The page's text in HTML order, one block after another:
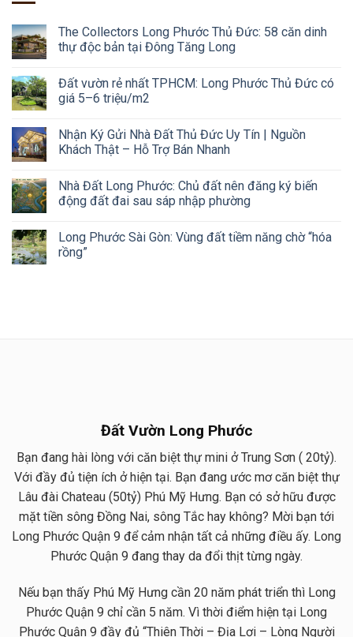
The Collectors Long Phước Thủ Đức: 58 căn dinh
thự độc bản tại Đông Tăng Long
Đất vườn rẻ nhất TPHCM: Long Phước Thủ Đức có
giá 5–6 triệu/m2
Nhận Ký Gửi Nhà Đất Thủ Đức Uy Tín | Nguồn
Khách Thật – Hỗ Trợ Bán Nhanh
Nhà Đất Long Phước: Chủ đất nên đăng ký biến
động đất đai sau sáp nhập phường
Long Phước Sài Gòn: Vùng đất tiềm năng chờ “hóa
rồng”
Đất Vườn Long Phước
Bạn đang hài lòng với căn biệt thự mini ở Trung Sơn ( 20tỷ).
Với đầy đủ tiện ích ở hiện tại. Bạn đang ước mơ căn biệt thự
Lâu đài Chateau (50tỷ) Phú Mỹ Hưng. Bạn có sở hữu được
mặt tiền sông Đồng Nai, sông Tắc hay không? Mời bạn tới
Long Phước Quận 9 để cảm nhận tất cả những điều ấy. Long
Phước Quận 9 đang thay da đổi thịt từng ngày.
Nếu bạn thấy Phú Mỹ Hưng cần 20 năm phát triển thì Long
Phước Quận 9 chỉ cần 5 năm. Vì thời điểm hiện tại Long
Phước Quận 9 đầy đủ “Thiên Thời – Địa Lợi – Lòng Người